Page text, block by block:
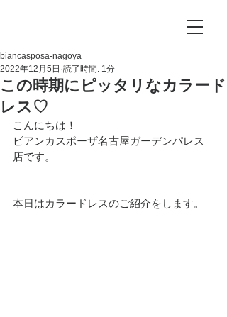
この時期にピッタリなカラード
レス♡
biancasposa-nagoya
2022年12月5日 読了時間: 1分
こんにちは！
ビアンカスポーザ名古屋ガーデンパレス
店です。
本日はカラードレスのご紹介をします。